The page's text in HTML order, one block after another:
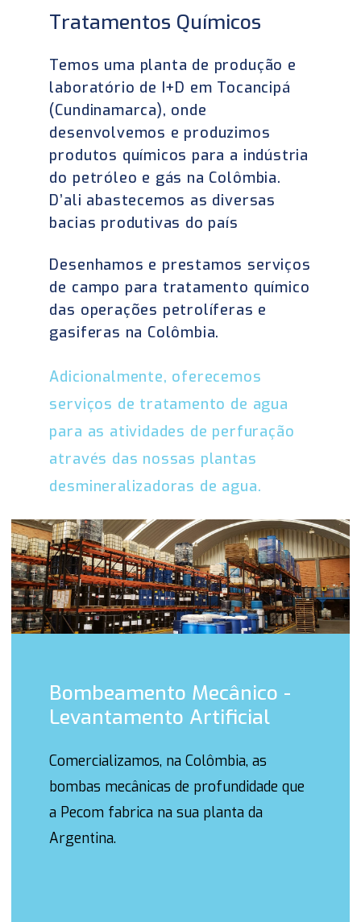
Tratamentos Químicos
Temos uma planta de produção e
laboratório de I+D em Tocancipá
(Cundinamarca), onde
desenvolvemos e produzimos
produtos químicos para a indústria
do petróleo e gás na Colômbia.
D’ali abastecemos as diversas
bacias produtivas do país
Desenhamos e prestamos serviços
de campo para tratamento químico
das operações petrolíferas e
gasiferas na Colômbia.
Adicionalmente, oferecemos
serviços de tratamento de agua
para as atividades de perfuração
através das nossas plantas
desmineralizadoras de agua.
Bombeamento Mecânico -
Levantamento Artificial
Comercializamos, na Colômbia, as
bombas mecânicas de profundidade que
a Pecom fabrica na sua planta da
Argentina.